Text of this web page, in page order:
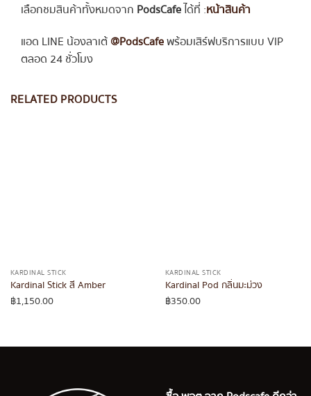
เลือกชมสินค้าทั้งหมดจาก PodsCafeได้ที่ :หน้าสินค้า
แอด LINE น้องลาเต้@PodsCafeพร้อมเสิร์ฟบริการแบบ VIP
ตลอด 24 ชั่วโมง
RELATED PRODUCTS
KARDINAL STICK
Kardinal Stick สี Amber
฿1,150.00
KARDINAL STICK
Kardinal Pod กลิ่นมะม่วง
฿350.00